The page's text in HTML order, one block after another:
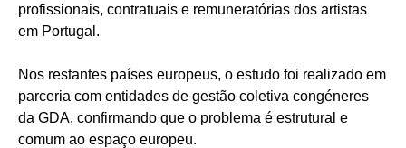
profissionais, contratuais e remuneratórias dos artistas
em Portugal.
Nos restantes países europeus, o estudo foi realizado em
parceria com entidades de gestão coletiva congéneres
da GDA, confirmando que o problema é estrutural e
comum ao espaço europeu.